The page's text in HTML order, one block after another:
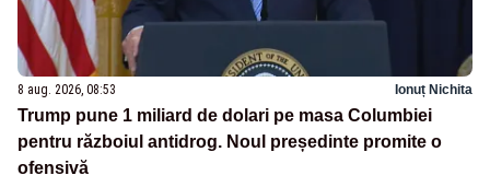
8 aug. 2026, 08:53 Ionuț Nichita
Trump pune 1 miliard de dolari pe masa Columbiei
pentru războiul antidrog. Noul președinte promite o
ofensivă